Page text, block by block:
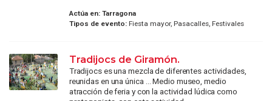
Actúa en: Tarragona
Tipos de evento:Fiesta mayor, Pasacalles, Festivales
Tradijocs de Giramón.
Tradijocs es una mezcla de diferentes actividades,
reunidas en una única … Medio museo, medio
atracción de feria y con la actividad lúdica como